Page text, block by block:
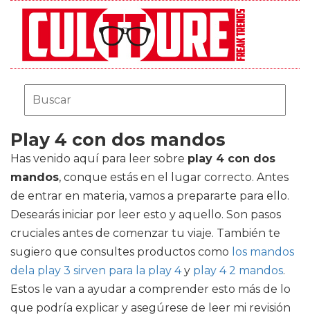
Play 4 con dos mandos
Has venido aquí para leer sobre play 4 con dos
mandos, conque estás en el lugar correcto. Antes
de entrar en materia, vamos a prepararte para ello.
Desearás iniciar por leer esto y aquello. Son pasos
cruciales antes de comenzar tu viaje. También te
sugiero que consultes productos como los mandos
dela play 3 sirven para la play 4y play 4 2 mandos.
Estos le van a ayudar a comprender esto más de lo
que podría explicar y asegúrese de leer mi revisión